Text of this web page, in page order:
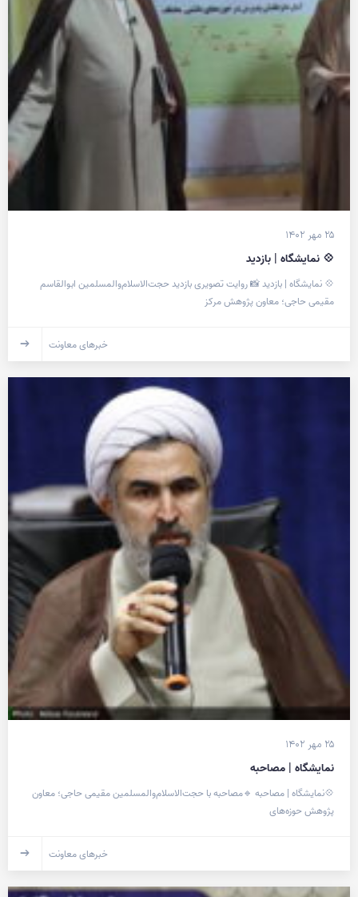
۲۵ مهر ۱۴۰۲
💠 نمایشگاه | بازدید
💠 نمایشگاه | بازدید 📸 روایت تصویری بازدید حجت‌الاسلام‌والمسلمین ابوالقاسم
مقیمی حاجی؛ معاون پژوهش مرکز
خبرهای معاونت
۲۵ مهر ۱۴۰۲
نمایشگاه | مصاحبه
💠نمایشگاه | مصاحبه 🔹مصاحبه با حجت‌الاسلام‌والمسلمین مقیمی حاجی؛ معاون
پژوهش حوزه‌های
خبرهای معاونت